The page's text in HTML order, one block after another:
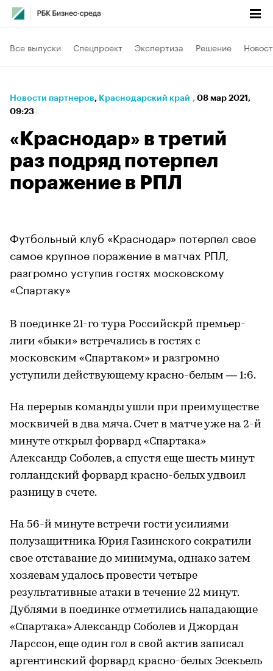
Все выпуски Спецпроект Экспертиза Решение
Новости партнеров⁠, Краснодарский край , 08 мар 2021,
09:23
«Краснодар» в третий
раз подряд потерпел
поражение в РПЛ
Футбольный клуб «Краснодар» потерпел свое
самое крупное поражение в матчах РПЛ,
разгромно уступив гостях московскому
«Спартаку»
В поединке 21-го тура Российскрй премьер-
лиги «быки» встречались в гостях с
московским «Спартаком» и разгромно
уступили действующему красно-белым — 1:6.
На перерыв команды ушли при преимуществе
москвичей в два мяча. Счет в матче уже на 2-й
минуте открыл форвард «Спартака»
Александр Соболев, а спустя еще шесть минут
голландский форвард красно-белых удвоил
разницу в счете.
На 56-й минуте встречи гости усилиями
полузащитника Юрия Газинского сократили
свое отставание до минимума, однако затем
хозяевам удалось провести четыре
результативные атаки в течение 22 минут.
Дублями в поединке отметились нападающие
«Спартака» Александр Соболев и Джордан
Ларссон, еще один гол в свой актив записал
аргентинский форвард красно-белых Эсекьель